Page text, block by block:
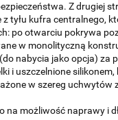
Z drugiej
z tyłu kufra centralnego,
po otwarciu pokrywa
w monolityczną
nabycia jako opcja)
i uszczelnione
w szereg
na możliwość naprawy i